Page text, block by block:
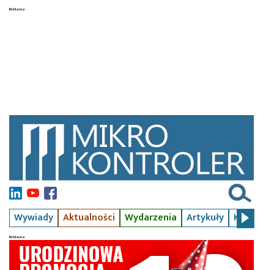
Wywiady Aktualności Wydarzenia Artykuły Kursy